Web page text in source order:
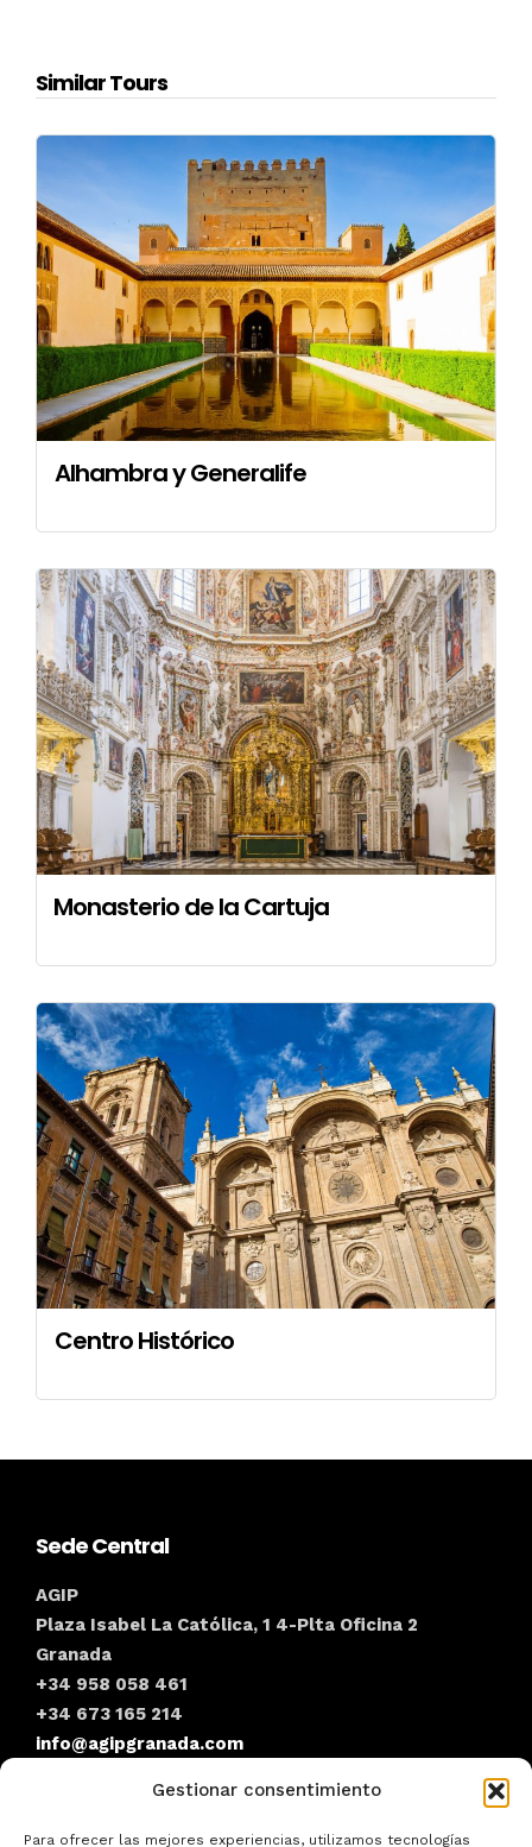
Gestionar consentimiento
Para ofrecer las mejores experiencias, utilizamos tecnologías
Similar Tours
Alhambra y Generalife
⁠Monasterio de la Cartuja
Centro Histórico
Sede Central
AGIP
Plaza Isabel La Católica, 1 4-Plta Oficina 2
Granada
+34 958 058 461
+34 673 165 214
info@agipgranada.com
AGIP Granada